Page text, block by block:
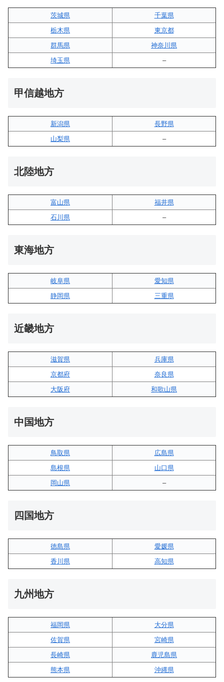
茨城県
千葉県
栃木県
東京都
群馬県
神奈川県
埼玉県
–
甲信越地方
新潟県
長野県
山梨県
–
北陸地方
富山県
福井県
石川県
–
東海地方
岐阜県
愛知県
静岡県
三重県
近畿地方
滋賀県
兵庫県
京都府
奈良県
大阪府
和歌山県
中国地方
鳥取県
広島県
島根県
山口県
岡山県
–
四国地方
徳島県
愛媛県
香川県
高知県
九州地方
福岡県
大分県
佐賀県
宮崎県
長崎県
鹿児島県
熊本県
沖縄県